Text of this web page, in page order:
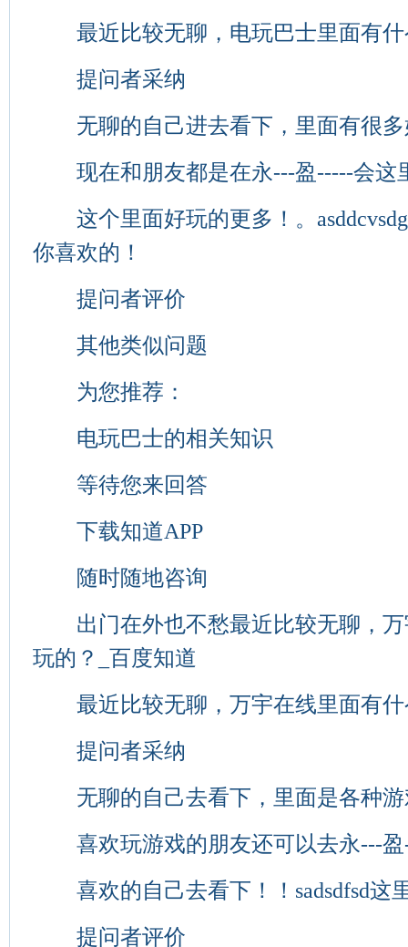
最近比较无聊，电玩巴士里面有什
提问者采纳
无聊的自己进去看下，里面有很多
现在和朋友都是在永---盈-----会这
这个里面好玩的更多！。
你喜欢的！
提问者评价
其他类似问题
为您推荐：
电玩巴士的相关知识
等待您来回答
下载知道APP
随时随地咨询
出门在外也不愁最近比较无聊，万
玩的？_百度知道
最近比较无聊，万宇在线里面有什
提问者采纳
无聊的自己去看下，里面是各种游
喜欢玩游戏的朋友还可以去永---盈
喜欢的自己去看下！！sadsdfsd这
提问者评价